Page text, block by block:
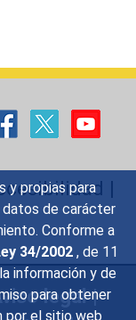
y propias para
datos de carácter
Conforme a
34/2002 , de 11
información y de
para obtener
por el sitio web
|
legal|